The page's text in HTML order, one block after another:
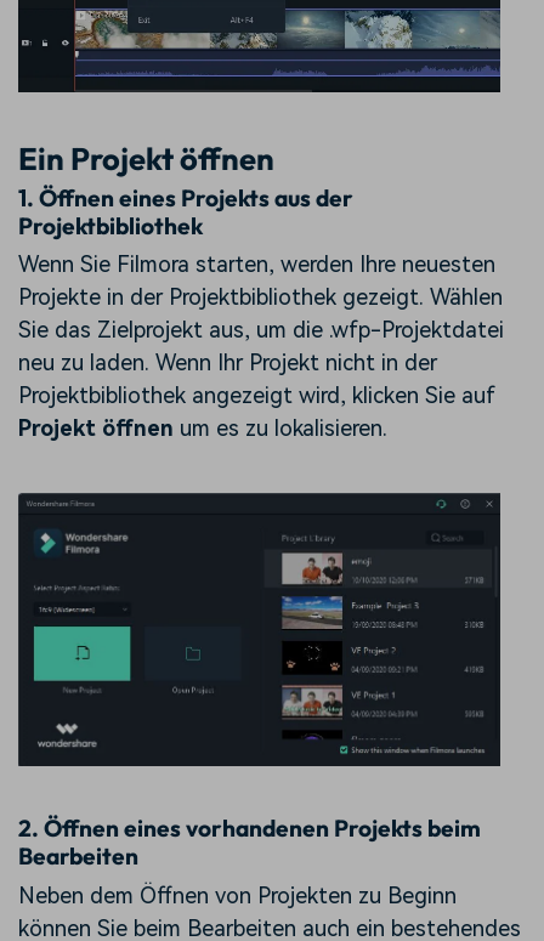
Ein Projekt öffnen
1. Öffnen eines Projekts aus der
Projektbibliothek
Wenn Sie Filmora starten, werden Ihre neuesten
Projekte in der Projektbibliothek gezeigt. Wählen
Sie das Zielprojekt aus, um die .wfp-Projektdatei
neu zu laden. Wenn Ihr Projekt nicht in der
Projektbibliothek angezeigt wird, klicken Sie auf
Projekt öffnen um es zu lokalisieren.
2. Öffnen eines vorhandenen Projekts beim
Bearbeiten
Neben dem Öffnen von Projekten zu Beginn
können Sie beim Bearbeiten auch ein bestehendes